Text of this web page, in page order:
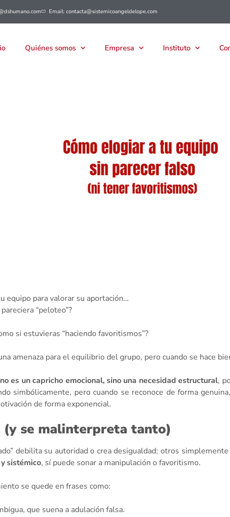
Email: contacta@sistemicoangeldelope.com
Quiénes somos Empresa Instituto
equipo para valorar su aportación…
“peloteo”?
si estuvieras “haciendo favoritismos”?
amenaza para el equilibrio del grupo, pero cuando se hace
es un capricho emocional, sino una necesidad estructural,
simbólicamente, pero cuando se reconoce de forma
de forma exponencial.
(y se malinterpreta tanto)
debilita su autoridad o crea desigualdad; otros
sistémico, sí puede sonar a manipulación o favoritismo.
se quede en frases como:
que suena a adulación falsa.